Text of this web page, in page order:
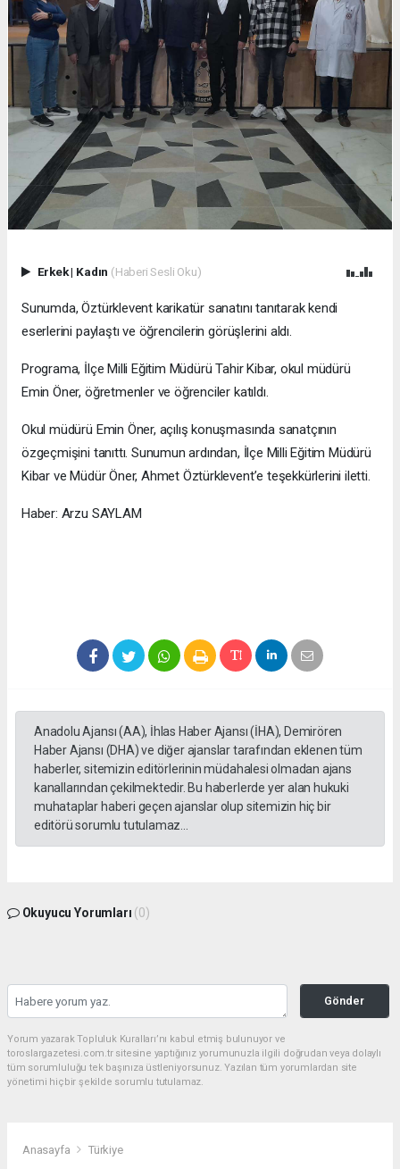
Erkek| Kadın (Haberi Sesli Oku)
Sunumda, Öztürklevent karikatür sanatını tanıtarak kendi
eserlerini paylaştı ve öğrencilerin görüşlerini aldı.
Programa, İlçe Milli Eğitim Müdürü Tahir Kibar, okul müdürü
Emin Öner, öğretmenler ve öğrenciler katıldı.
Okul müdürü Emin Öner, açılış konuşmasında sanatçının
özgeçmişini tanıttı. Sunumun ardından, İlçe Milli Eğitim Müdürü
Kibar ve Müdür Öner, Ahmet Öztürklevent’e teşekkürlerini iletti.
Haber: Arzu SAYLAM
Anadolu Ajansı (AA), İhlas Haber Ajansı (İHA), Demirören
Haber Ajansı (DHA) ve diğer ajanslar tarafından eklenen tüm
haberler, sitemizin editörlerinin müdahalesi olmadan ajans
kanallarından çekilmektedir. Bu haberlerde yer alan hukuki
muhataplar haberi geçen ajanslar olup sitemizin hiç bir
editörü sorumlu tutulamaz...
Okuyucu Yorumları (0)
Gönder
Yorum yazarak Topluluk Kuralları’nı kabul etmiş bulunuyor ve
toroslargazetesi.com.tr sitesine yaptığınız yorumunuzla ilgili doğrudan veya dolaylı
tüm sorumluluğu tek başınıza üstleniyorsunuz. Yazılan tüm yorumlardan site
yönetimi hiçbir şekilde sorumlu tutulamaz.
Anasayfa Türkiye